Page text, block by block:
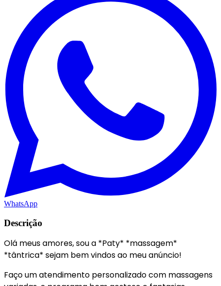
WhatsApp
Descrição
Olá meus amores, sou a *Paty* *massagem*
*tântrica* sejam bem vindos ao meu anúncio!
Faço um atendimento personalizado com massagens